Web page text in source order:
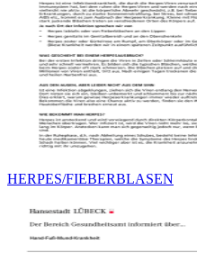
HERPES/FIEBERBLASEN